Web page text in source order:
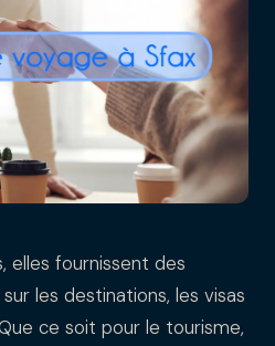
elles fournissent des
les destinations, les visas
ce soit pour le tourisme,